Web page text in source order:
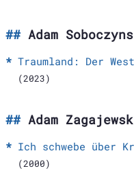
Adam
Traumland: Der
(2023)
Adam
Ich schwebe über
(2000)